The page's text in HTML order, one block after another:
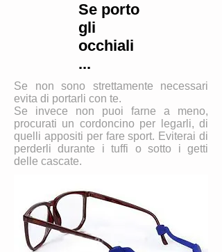
Se porto
gli
occhiali
...
Se non sono strettamente necessari
evita di portarli con te.
Se invece non puoi farne a meno,
procurati un cordoncino per legarli, di
quelli appositi per fare sport. Eviterai di
perderli durante i tuffi o sotto i getti
delle cascate.